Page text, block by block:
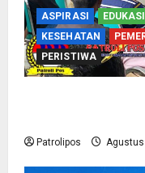
ASPIRASI EDUKASI
KESEHATAN
PERISTIWA
Patrolipos Agustus